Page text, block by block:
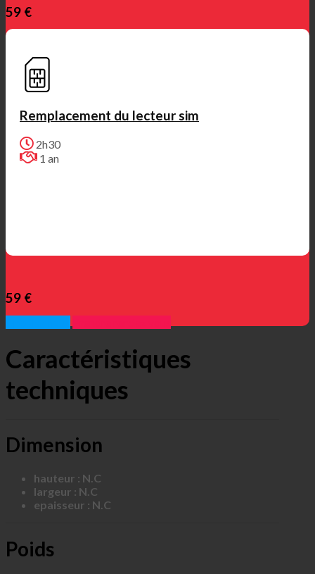
59 €
Remplacement du lecteur sim
2h30
1 an
59 €
Caractéristiques
techniques
Dimension
hauteur : N.C
largeur : N.C
epaisseur : N.C
Poids